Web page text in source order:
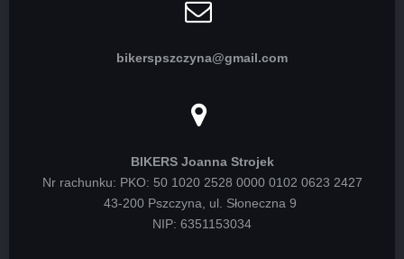
bikerspszczyna@gmail.com
BIKERS Joanna Strojek
Nr rachunku: PKO: 50 1020 2528 0000 0102 0623 2427
43-200 Pszczyna, ul. Słoneczna 9
NIP: 6351153034